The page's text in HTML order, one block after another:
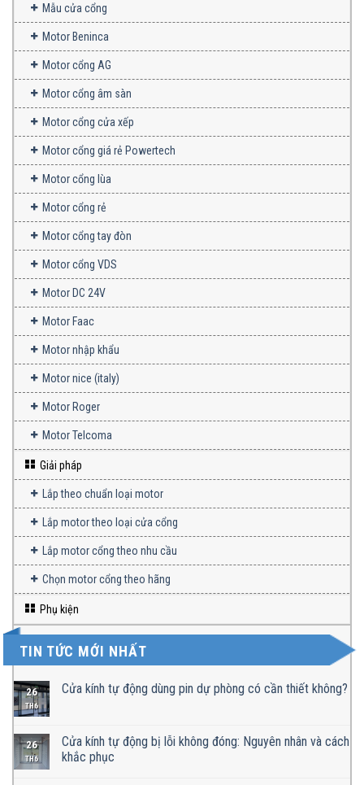
Mẫu cửa cổng
Motor Beninca
Motor cổng AG
Motor cổng âm sàn
Motor cổng cửa xếp
Motor cổng giá rẻ Powertech
Motor cổng lùa
Motor cổng rẻ
Motor cổng tay đòn
Motor cổng VDS
Motor DC 24V
Motor Faac
Motor nhập khẩu
Motor nice (italy)
Motor Roger
Motor Telcoma
Giải pháp
Lắp theo chuẩn loại motor
Lắp motor theo loại cửa cổng
Lắp motor cổng theo nhu cầu
Chọn motor cổng theo hãng
Phụ kiện
TIN TỨC MỚI NHẤT
26
TH6
Cửa kính tự động dùng pin dự phòng có cần thiết không?
26
TH6
Cửa kính tự động bị lỗi không đóng: Nguyên nhân và cách
khắc phục